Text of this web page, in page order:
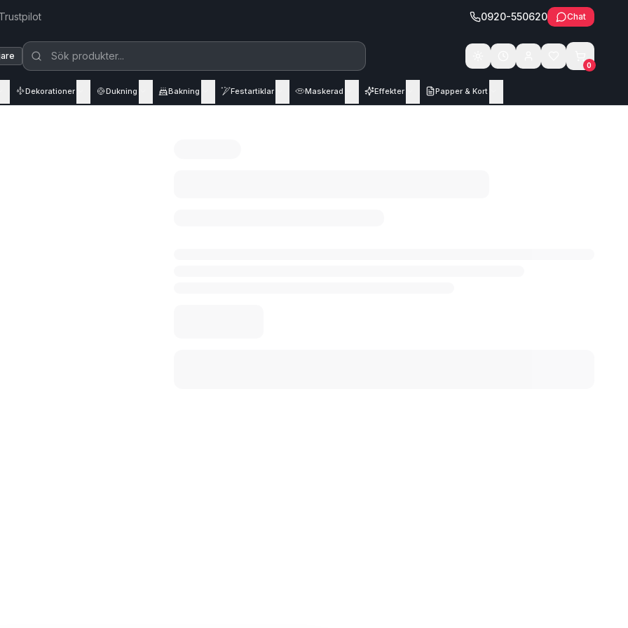
Trustpilot 0920-550620 Chat
Växla tema 0
Dekorationer Dukning Bakning Festartiklar Maskerad Effekter Papper & Kort